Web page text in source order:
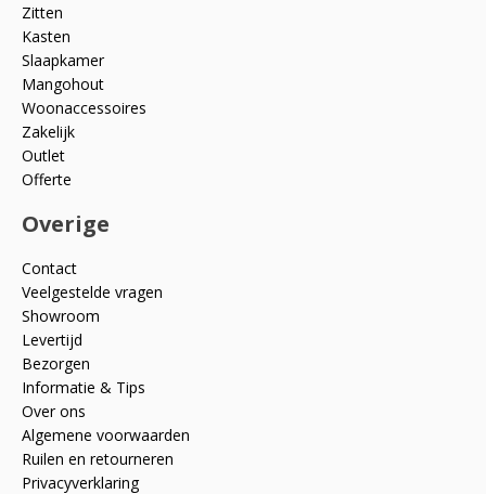
Zitten
Kasten
Slaapkamer
Mangohout
Woonaccessoires
Zakelijk
Outlet
Offerte
Overige
Contact
Veelgestelde vragen
Showroom
Levertijd
Bezorgen
Informatie & Tips
Over ons
Algemene voorwaarden
Ruilen en retourneren
Privacyverklaring